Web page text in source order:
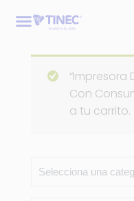
“Impresora
Con
a tu carrito.